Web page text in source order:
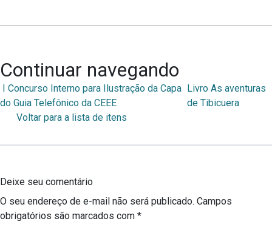
Continuar navegando
I Concurso Interno para Ilustração da Capa
do Guia Telefônico da CEEE
Livro As aventuras
de Tibicuera
Voltar para a lista de itens
Deixe seu comentário
O seu endereço de e-mail não será publicado. Campos
obrigatórios são marcados com *